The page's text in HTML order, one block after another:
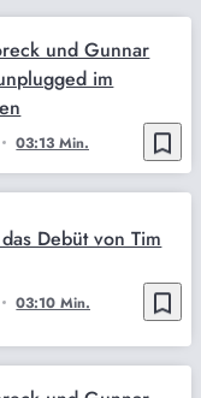
bookmark_border
03:13 Min.
und Gunnar
im
bookmark_border
03:10 Min.
Debüt von Tim